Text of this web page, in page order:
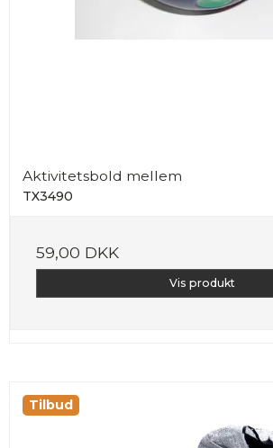
Aktivitetsbold mellem
TX3490
59,00 DKK
Vis produkt
Tilbud